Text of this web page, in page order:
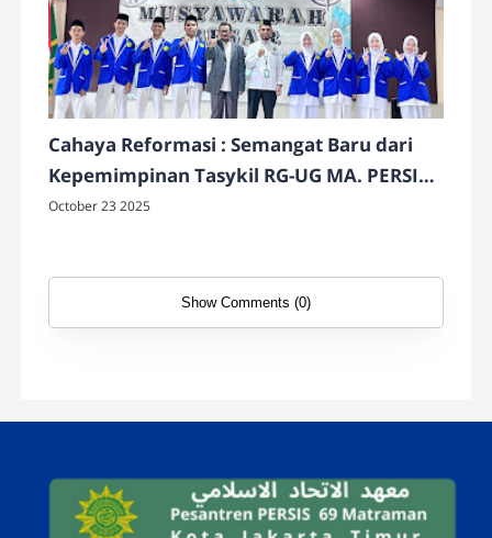
Cahaya Reformasi : Semangat Baru dari
Kepemimpinan Tasykil RG-UG MA. PERSIS
69 Matraman
October 23 2025
Show Comments (0)